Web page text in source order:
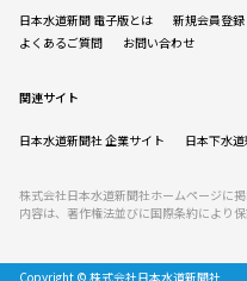
日本水道新聞 電子版とは 新規会員登録
よくあるご質問
お問い合わせ
関連サイト
日本水道新聞社 企業サイト 日本下水
株式会社日本水道新聞社ホームページに
内容は、著作権法並びに国際条約により保
Copyright © 株式会社日本水道新聞社